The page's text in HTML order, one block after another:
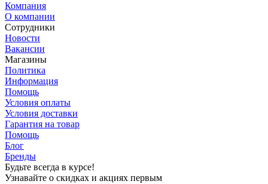
Компания
О компании
Сотрудники
Новости
Вакансии
Магазины
Политика
Информация
Помощь
Условия оплаты
Условия доставки
Гарантия на товар
Помощь
Блог
Бренды
Будьте всегда в курсе!
Узнавайте о скидках и акциях первым